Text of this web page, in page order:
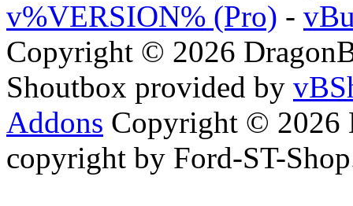
v%VERSION% (Pro) -
Copyright © 2026
Shoutbox provided by
Addons Copyright © 2026
copyright by Ford-ST-